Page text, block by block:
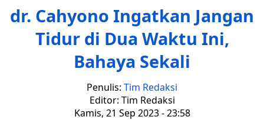
dr. Cahyono Ingatkan Jangan
Tidur di Dua Waktu Ini,
Bahaya Sekali
Penulis: Tim Redaksi
Editor: Tim Redaksi
Kamis, 21 Sep 2023 - 23:58